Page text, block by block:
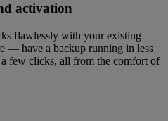
activation
flawlessly with your existing
— have a backup running in less
few clicks, all from the comfort of